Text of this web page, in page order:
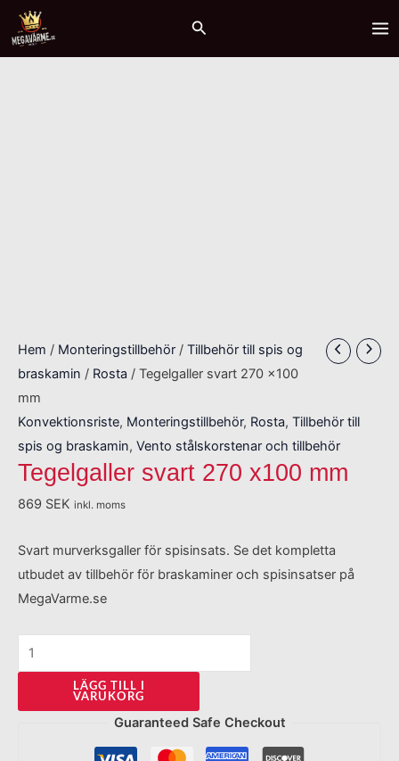
Hoppa
innehåll
Sök
Hem / Monteringstillbehör / Tillbehör till spis og
braskamin / Rosta / Tegelgaller svart 270 x100
mm
Konvektionsriste, Monteringstillbehör, Rosta, Tillbehör till
spis og braskamin, Vento stålskorstenar och tillbehör
Tegelgaller svart 270 x100 mm
869 SEK inkl. moms
Svart murverksgaller för spisinsats. Se det kompletta
utbudet av tillbehör för braskaminer och spisinsatser på
MegaVarme.se
Tegelgaller
svart
270
LÄGG TILL I
VARUKORG
Guaranteed Safe Checkout